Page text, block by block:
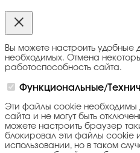
Вы можете настроить
необходимых. Отмена
работоспособность сайта.
Функциональные/
Эти файлы cookie необходимы
сайта и не могут быть
можете настроить браузер
блокировал эти файлы cookie
использовании, но в таком